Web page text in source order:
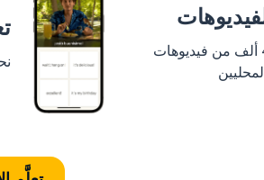
أكثر من 48 ألف من فيديوهات